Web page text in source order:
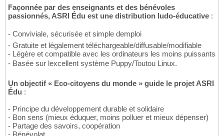
Façonnée par des enseignants et des bénévoles
passionnés, ASRI Édu est une distribution ludo-éducative :
- Conviviale, sécurisée et simple demploi
- Gratuite et légalement téléchargeable/diffusable/modifiable
- Légère et compatible avec les ordinateurs les moins puissants
- Basée sur lexcellent système Puppy/Toutou Linux.
Un objectif « Eco-citoyens du monde » guide le projet ASRI
Édu :
- Principe du développement durable et solidaire
- Bon sens (mieux éduquer, moins polluer et mieux dépenser)
- Partage des savoirs, coopération